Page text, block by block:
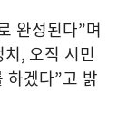
완성된다”며
, 오직 시민
하겠다”고 밝